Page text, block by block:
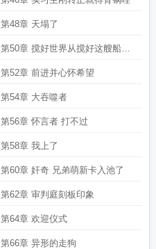
第48章 天塌了
第50章 搅好世界从搅好这艘船开
始
第52章 前进并心怀希望
第54章 大吞噬者
第56章 怀言者 打不过
第58章 我上了
第60章 奸奇 兄弟萌新卡入池了
第62章 审判庭刻板印象
第64章 欢迎仪式
第66章 异形的走狗